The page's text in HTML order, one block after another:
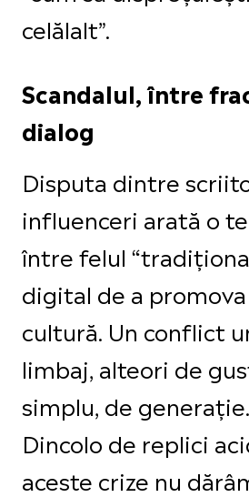
celălalt”.
Scandalul, între
dialog
Disputa dintre
influenceri arată o
între felul
digital de a
cultură. Un conflict
limbaj, alteori de
simplu, de generație.
Dincolo de replici
aceste crize nu